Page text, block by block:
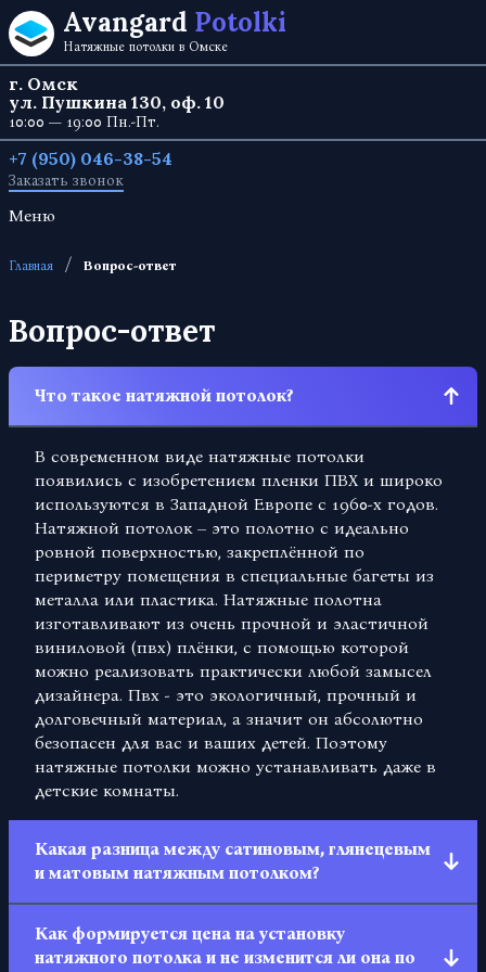
Перейти к содержанию
Avangard Potolki
Натяжные потолки в Омске
г. Омск
ул. Пушкина 130, оф. 10
10:00 — 19:00 Пн.-Пт.
+7 (950) 046-38-54
Заказать звонок
Меню
Главная / Вопрос-ответ
Вопрос-ответ
Что такое натяжной потолок?
В современном виде натяжные потолки
появились с изобретением пленки ПВХ и широко
используются в Западной Европе с 1960-х годов.
Натяжной потолок – это полотно с идеально
ровной поверхностью, закреплённой по
периметру помещения в специальные багеты из
металла или пластика. Натяжные полотна
изготавливают из очень прочной и эластичной
виниловой (пвх) плёнки, с помощью которой
можно реализовать практически любой замысел
дизайнера. Пвх - это экологичный, прочный и
долговечный материал, а значит он абсолютно
безопасен для вас и ваших детей. Поэтому
натяжные потолки можно устанавливать даже в
детские комнаты.
Какая разница между сатиновым, глянецевым
и матовым натяжным потолком?
потолок, покрашенный водоэмульсионной
краской. Она гладкая на ощупь и имеет легкий
Как формируется цена на установку
натяжного потолка и не изменится ли она по